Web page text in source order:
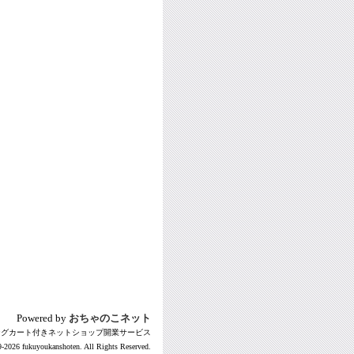
Powered by おちゃのこネット
カート付きネットショップ開業サービス
2026 fukuyoukanshoten. All Rights Reserved.